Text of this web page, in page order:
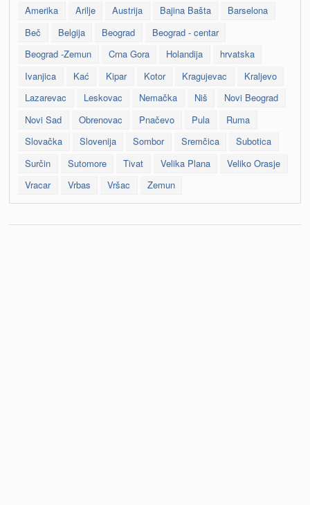
Amerika Arilje Austrija Bajina Bašta
Barselona
Beč
Belgija Beograd
Beograd - centar
Beograd -Zemun
Crna Gora Holandija
hrvatska
Ivanjica
Kać Kipar Kotor Kragujevac
Kraljevo
Lazarevac
Leskovac Nemačka Niš
Novi Beograd
Novi Sad
Obrenovac Pnačevo Pula
Ruma
Slovačka
Slovenija Sombor Sremčica
Subotica
Surčin
Sutomore Tivat Velika Plana
Veliko Orasje
Vracar
Vrbas Vršac Zemun